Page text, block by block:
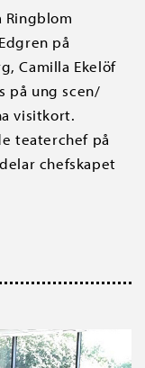
Ringblom
på
Camilla Ekelöf
på ung scen/
visitkort.
teaterchef på
chefskapet